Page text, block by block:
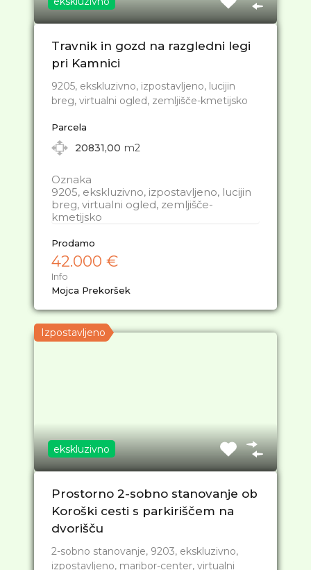
Travnik in gozd na razgledni legi
pri Kamnici
9205, ekskluzivno, izpostavljeno, lucijin
breg, virtualni ogled, zemljišče-kmetijsko
Parcela
20831,00 m2
Oznaka
9205, ekskluzivno, izpostavljeno, lucijin
breg, virtualni ogled, zemljišče-
kmetijsko
Prodamo
42.000 €
Info
Mojca Prekoršek
Izpostavljeno
ekskluzivno
Prostorno 2-sobno stanovanje ob
Koroški cesti s parkiriščem na
dvorišču
2-sobno stanovanje, 9203, ekskluzivno,
izpostavljeno, maribor-center, virtualni